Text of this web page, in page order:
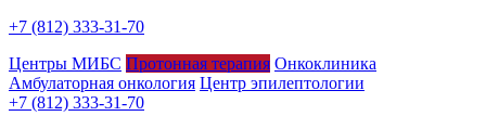
+7 (812) 333-31-70
Центры МИБС Протонная терапия Онкоклиника
Амбулаторная онкология Центр эпилептологии
+7 (812) 333-31-70